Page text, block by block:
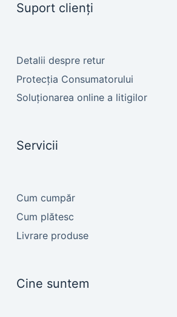
Suport clienți
Detalii despre retur
Protecția Consumatorului
Soluționarea online a litigilor
Servicii
Cum cumpăr
Cum plătesc
Livrare produse
Cine suntem